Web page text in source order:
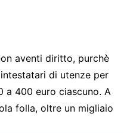
aventi diritto, purchè
di utenze per
a 400 euro ciascuno. A
folla, oltre un migliaio